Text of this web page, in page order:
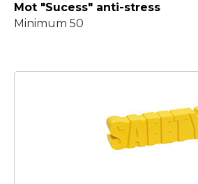
Mot "Sucess" anti-stress
Minimum 50